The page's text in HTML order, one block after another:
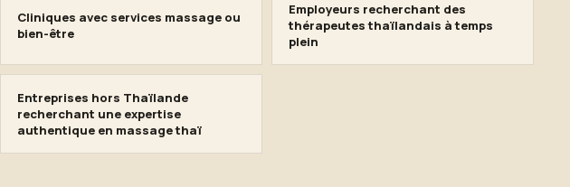
Cliniques avec services massage ou
bien-être
Employeurs recherchant des
thérapeutes thaïlandais à temps
plein
Entreprises hors Thaïlande
recherchant une expertise
authentique en massage thaï